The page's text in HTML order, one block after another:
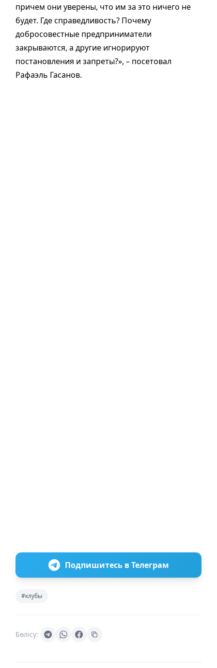
причем они уверены, что им за это ничего не
будет. Где справедливость? Почему
добросовестные предприниматели
закрываются, а другие игнорируют
постановления и запреты?», – посетовал
Рафаэль Гасанов.
Подпишитесь в Телеграм
#клубы
Бөлісу: